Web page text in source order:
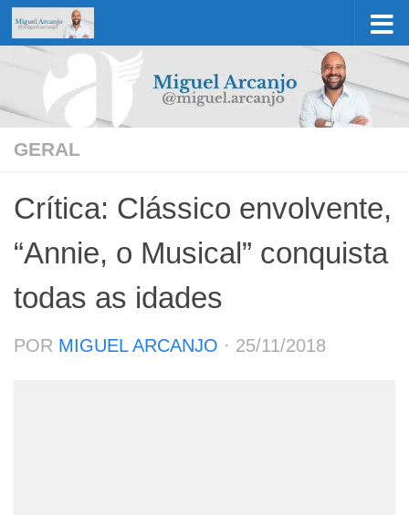
Skip to content
GERAL
Crítica: Clássico envolvente,
“Annie, o Musical” conquista
todas as idades
POR MIGUEL ARCANJO · 25/11/2018